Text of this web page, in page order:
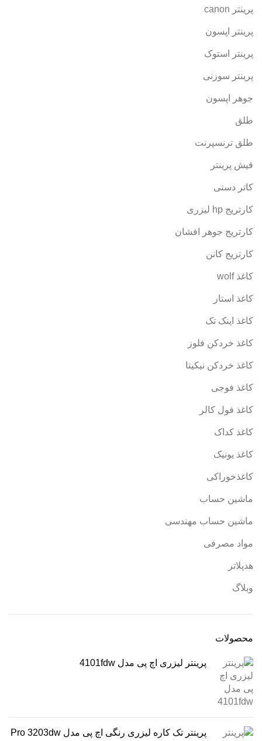
پرینتر canon
پرینتر اپسون
پرینتر استوک
پرینتر سوزنی
جوهر اپسون
طلق
طلق ترنسپرنت
فیش پرینتر
کاتر دستی
کارتریج hp لیزری
کارتریج جوهر افشان
کارتریج کانن
کاغذ wolf
کاغذ استار
کاغذ اینک تک
کاغذ خردکن فلوز
کاغذ خردکن نیکیتا
کاغذ فوجی
کاغذ فول کالر
کاغذ کداک
کاغذ یونیک
کاغذخوراکی
ماشین حساب
ماشین حساب مهندسی
مواد مصرفی
هدپلاتر
وبلاگ
محصولات
پرینتر لیزری اچ پی مدل 4101fdw
پرینتر تک کاره لیزری رنگی اچ پی مدل Pro 3203dw